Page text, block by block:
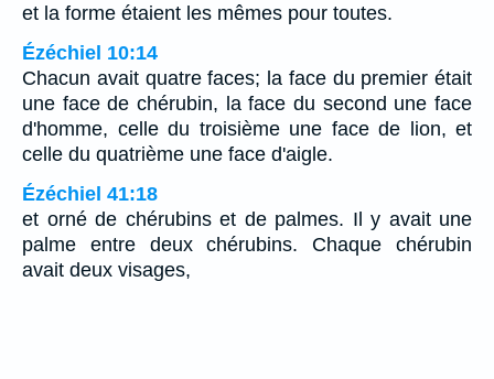
et la forme étaient les mêmes pour toutes.
Ézéchiel 10:14
Chacun avait quatre faces; la face du premier était
une face de chérubin, la face du second une face
d'homme, celle du troisième une face de lion, et
celle du quatrième une face d'aigle.
Ézéchiel 41:18
et orné de chérubins et de palmes. Il y avait une
palme entre deux chérubins. Chaque chérubin
avait deux visages,